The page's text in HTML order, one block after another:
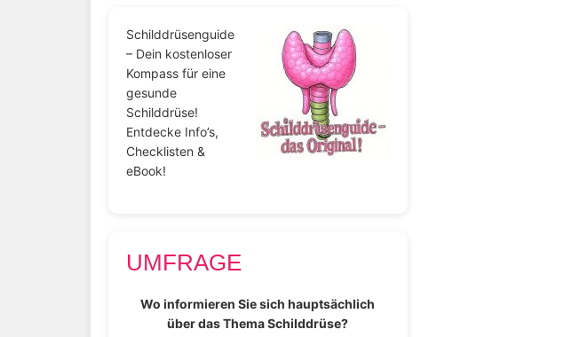
Schilddrüsenguide
– Dein kostenloser
Kompass für eine
gesunde
Schilddrüse!
Entdecke Info’s,
Checklisten &
eBook!
UMFRAGE
Wo informieren Sie sich hauptsächlich
über das Thema Schilddrüse?